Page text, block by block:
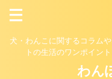
犬・わんこに関するコラム
トの生活のワンポイン
わん